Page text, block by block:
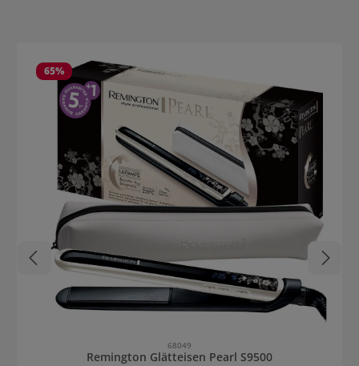
65%
68049
Remington Glätteisen Pearl S9500